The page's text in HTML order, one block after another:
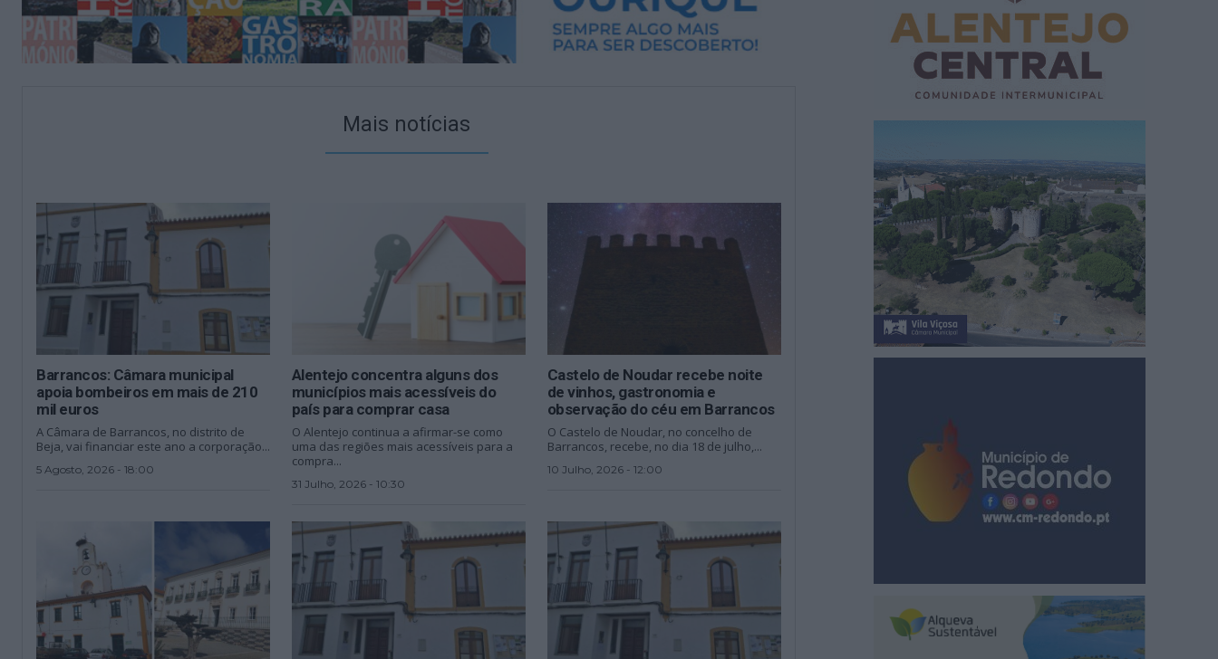
Mais notícias
Barrancos: Câmara municipal
apoia bombeiros em mais de 210
mil euros
A Câmara de Barrancos, no distrito de
Beja, vai financiar este ano a corporação...
5 Agosto, 2026 - 18:00
Alentejo concentra alguns dos
municípios mais acessíveis do
país para comprar casa
O Alentejo continua a afirmar-se como
uma das regiões mais acessíveis para a
compra...
31 Julho, 2026 - 10:30
Castelo de Noudar recebe noite
de vinhos, gastronomia e
observação do céu em Barrancos
O Castelo de Noudar, no concelho de
Barrancos, recebe, no dia 18 de julho,...
10 Julho, 2026 - 12:00